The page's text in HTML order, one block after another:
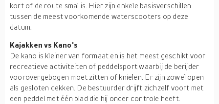
kort of de route smal is. Hier zijn enkele basisverschillen
tussen de meest voorkomende waterscooters op deze
datum.
Kajakken vs Kano's
De kano is kleiner van formaat en is het meest geschikt voor
recreatieve activiteiten of peddelsport waarbij de berijder
voorovergebogen moet zitten of knielen. Er zijn zowel open
als gesloten dekken. De bestuurder drijft zichzelf voort met
een peddel met één blad die hij onder controle heeft.